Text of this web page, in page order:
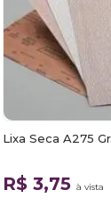
Lixa Seca A275
R$ 3,75 à vista